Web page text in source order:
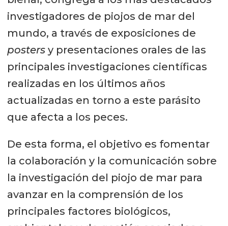
investigadores de piojos de mar del
mundo, a través de exposiciones de
postersy presentaciones orales de las
principales investigaciones científicas
realizadas en los últimos años
actualizadas en torno a este parásito
que afecta a los peces.
De esta forma, el objetivo es fomentar
la colaboración y la comunicación sobre
la investigación del piojo de mar para
avanzar en la comprensión de los
principales factores biológicos,